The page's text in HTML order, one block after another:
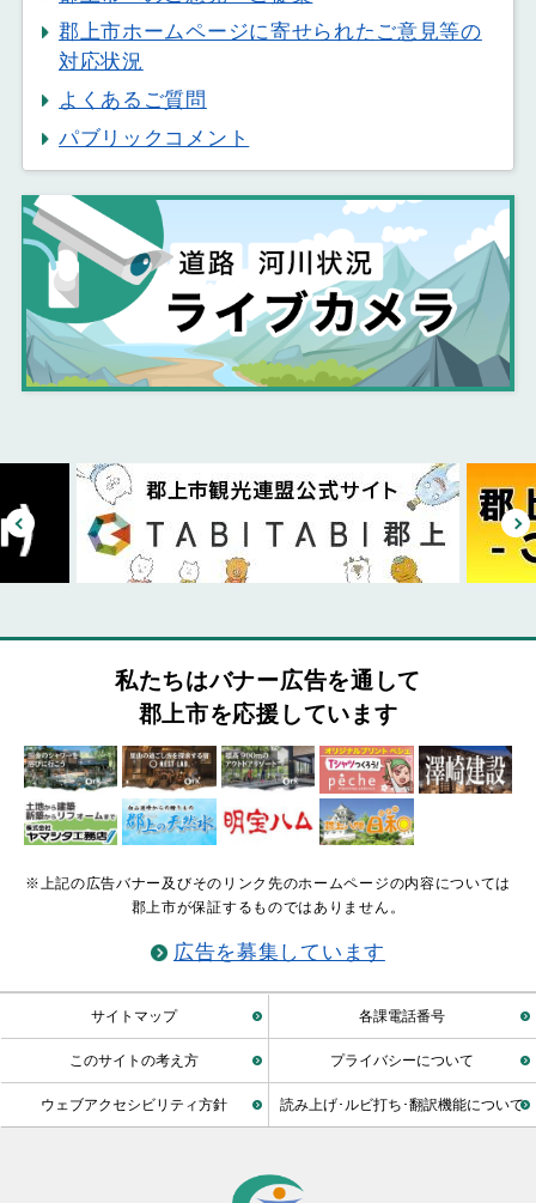
郡上市ホームページに寄せられたご意見等の
対応状況
よくあるご質問
パブリックコメント
私たちはバナー広告を通して
郡上市を応援しています
※上記の広告バナー及びそのリンク先のホームページの内容については
郡上市が保証するものではありません。
広告を募集しています
サイトマップ 各課電話番号
このサイトの考え方 プライバシーについて
ウェブアクセシビリティ方針 読み上げ･ルビ打ち･翻訳機能について